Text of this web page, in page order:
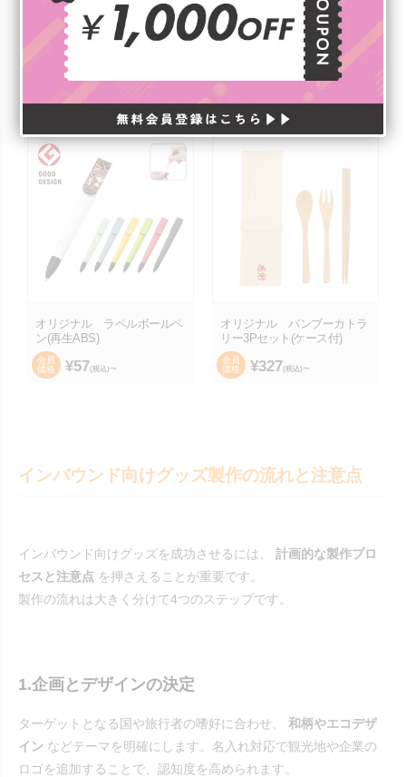
オリジナル オーガニック厚
手コットンバッグ(M) ナチ
会員
¥254 (税込)〜
オリジナル オーガニックコ
ットンキャンバスデイリーポ
ーチ(M) ナチュラル
会員
価格
¥344(税込)〜
オリジナル ラペルボールペ
ン(再生ABS)
会員
価格
¥57(税込)〜
オリジナル バンブーカトラ
リー3Pセット(ケース付)
会員
価格
¥327(税込)〜
インバウンド向けグッズ製作の流れと注意点
インバウンド向けグッズを成功させるには、 計画的な製作プロ
セスと注意点 を押さえることが重要です。
製作の流れは大きく分けて4つのステップです。
1.企画とデザインの決定
ターゲットとなる国や旅行者の嗜好に合わせ、 和柄やエコデザ
イン などテーマを明確にします。名入れ対応で観光地や企業の
ロゴを追加することで、認知度を高められます。